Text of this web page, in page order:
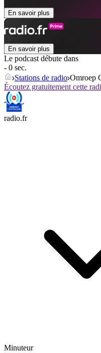
En savoir plus
En savoir plus
Le podcast débute dans
- 0 sec.
Stations de radio Omroep
Écoutez gratuitement cette
radio.fr
Minuteur